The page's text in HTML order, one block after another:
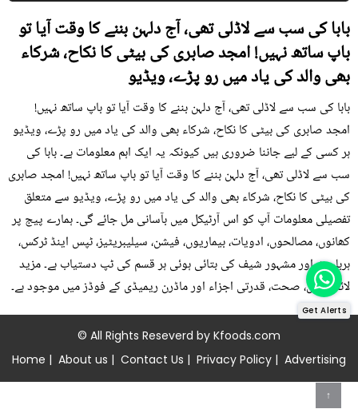
بابا کی سب سے لاڈلی تھی، آج دلہن بننے کا وقت آیا تو
باپ ساتھ نہیں! امجد صابری کی بیٹی کا نکاح، شرکاء
بھی والد کی یاد میں رو پڑے، ویڈیو
بابا کی سب سے لاڈلی تھی، آج دلہن بننے کا وقت آیا تو باپ ساتھ نہیں!
امجد صابری کی بیٹی کا نکاح، شرکاء بھی والد کی یاد میں رو پڑے، ویڈیو
ہر کسی کے لیے جاننا ضروری ہیں کیونکہ یہ ایک اہم معلومات ہے۔ بابا کی
سب سے لاڈلی تھی، آج دلہن بننے کا وقت آیا تو باپ ساتھ نہیں! امجد صابری
کی بیٹی کا نکاح، شرکاء بھی والد کی یاد میں رو پڑے، ویڈیو سے متعلق
تفصیلی معلومات آپ کو اس آرٹیکل میں بآسانی مل جائے گی۔ ہمارے پیج پر
کھانوں، مصالحوں، ادویات، بیماریوں، فیشن، سیلیبریٹیز، ٹپس اینڈ ٹرکس،
ہربلسٹ اور مشہور شیف کی بتائی ہوئی ہر قسم کی ٹپ دستیاب ہے۔ مزید
لائف ٹپس، صحت، قدرتی اجزاء اور ماڈرن ریمیڈی کے فوڈز میں موجود ہے۔
© All Rights Reseverd by Kfoods.com
Home | About us | Contact Us | Privacy Policy | Advertising
↑
Get Alerts